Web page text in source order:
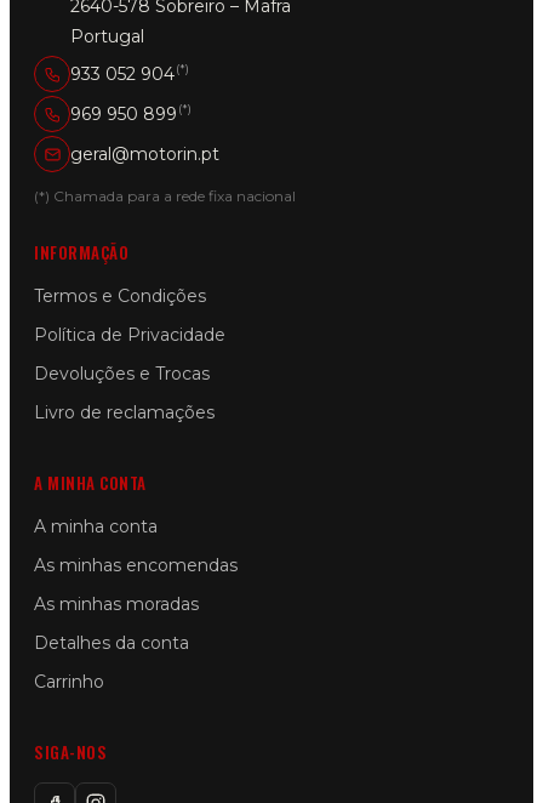
2640-578 Sobreiro – Mafra
Portugal
933 052 904(*)
969 950 899 (*)
geral@motorin.pt
(*) Chamada para a rede fixa nacional
INFORMAÇÃO
Termos e Condições
Política de Privacidade
Devoluções e Trocas
Livro de reclamações
A MINHA CONTA
A minha conta
As minhas encomendas
As minhas moradas
Detalhes da conta
Carrinho
SIGA-NOS